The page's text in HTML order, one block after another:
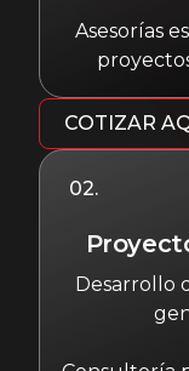
Asesorías
COTIZAR
Desarrollo
02.